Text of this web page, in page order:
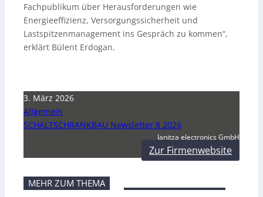
Fachpublikum über Herausforderungen wie
Energieeffizienz, Versorgungssicherheit und
Lastspitzenmanagement ins Gespräch zu kommen“,
erklärt Bülent Erdogan.
3. März 2026
Allgemein
SCHALTSCHRANKBAU Newsletter 8 2026
Janitza electronics GmbH
Zur Firmenwebsite
MEHR ZUM THEMA